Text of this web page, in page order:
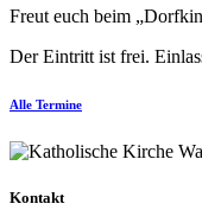
Freut euch beim
Der Eintritt ist frei.
Alle Termine
Kontakt